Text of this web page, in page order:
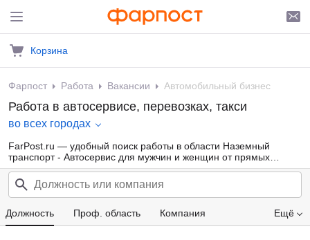
Корзина
Фарпост Работа Вакансии Автомобильный бизнес
Работа в автосервисе, перевозках, такси
во всех городах
FarPost.ru — удобный поиск работы в области Наземный
транспорт - Автосервис для мужчин и женщин от прямых
работодателей, а также от кадровых агентств. Свежие вакансии
каждый день.
Ещё
Должность Проф. область Компания